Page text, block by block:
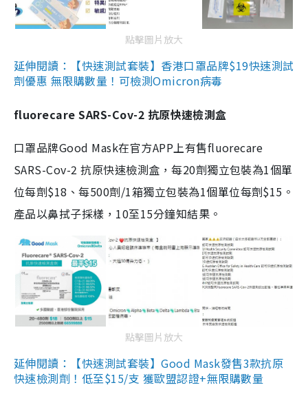
點擊圖片放大
延伸閱讀：【快速測試套裝】香港口罩品牌$19快速測試
劑優惠 無限購數量！可檢測Omicron病毒
fluorecare SARS-Cov-2 抗原快速檢測盒
口罩品牌Good Mask在官方APP上有售fluorecare
SARS-Cov-2 抗原快速檢測盒，每20劑獨立包裝為1個單
位每劑$18、每500劑/1箱獨立包裝為1個單位每劑$15。
產品以鼻拭子採樣，10至15分鐘知結果。
點擊圖片放大
延伸閱讀：【快速測試套裝】Good Mask發售3款抗原
快速檢測劑！低至$15/支 獲歐盟認證+無限購數量